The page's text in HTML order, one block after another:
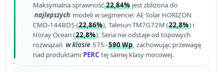
Maksymalna sprawność22,84% jest zbliżona do
najlepszych modeli w segmencie: AE Solar HORIZON
CMD-144BDS (22,86%), Talesun TM7G72M (22,8%) i
Horay Ocean (22,8%). Seria nie odstaje od topowych
rozwiązań w klasie 575–590 Wp, zachowując przewagę
nad produktami PERC tej samej klasy mocowej.